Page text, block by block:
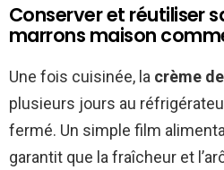
Conserver et réutiliser
marrons maison
Une fois cuisinée, la crème
plusieurs jours au
fermé. Un simple film
garantit que la fraîcheur et